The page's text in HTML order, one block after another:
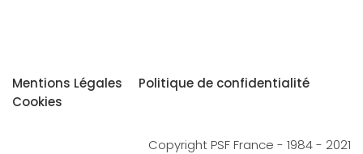
Mentions Légales
Politique de confidentialité
Cookies
Copyright PSF France - 1984 - 2021